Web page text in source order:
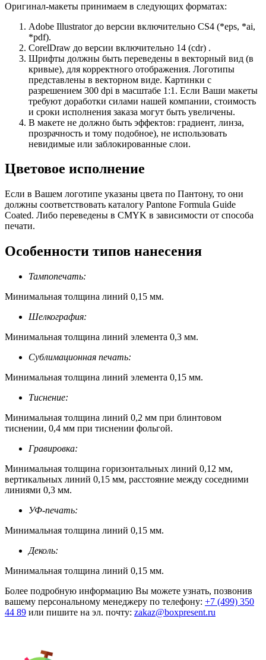
Оригинал-макеты принимаем в следующих форматах:
Adobe Illustrator до версии включительно CS4 (*eps, *ai,
*pdf).
CorelDraw до версии включительно 14 (cdr) .
Шрифты должны быть переведены в векторный вид (в
кривые), для корректного отображения. Логотипы
представлены в векторном виде. Картинки с
разрешением 300 dpi в масштабе 1:1. Если Ваши макеты
требуют доработки силами нашей компании, стоимость
и сроки исполнения заказа могут быть увеличены.
В макете не должно быть эффектов: градиент, линза,
прозрачность и тому подобное), не использовать
невидимые или заблокированные слои.
Цветовое исполнение
Если в Вашем логотипе указаны цвета по Пантону, то они
должны соответствовать каталогу Pantone Formula Guide
Coated. Либо переведены в CMYK в зависимости от способа
печати.
Особенности типов нанесения
Тампопечать:
Минимальная толщина линий 0,15 мм.
Шелкография:
Минимальная толщина линий элемента 0,3 мм.
Сублимационная печать:
Минимальная толщина линий элемента 0,15 мм.
Тиснение:
Минимальная толщина линий 0,2 мм при блинтовом
тиснении, 0,4 мм при тиснении фольгой.
Гравировка:
Минимальная толщина горизонтальных линий 0,12 мм,
вертикальных линий 0,15 мм, расстояние между соседними
линиями 0,3 мм.
УФ-печать:
Минимальная толщина линий 0,15 мм.
Деколь:
Минимальная толщина линий 0,15 мм.
Более подробную информацию Вы можете узнать, позвонив
вашему персональному менеджеру по телефону: +7 (499) 350
44 89 или пишите на эл. почту: zakaz@boxpresent.ru